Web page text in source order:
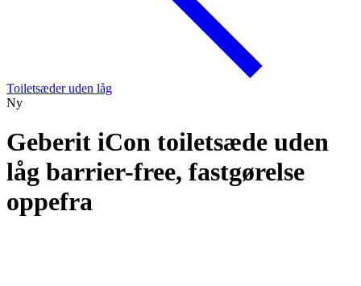
Toiletsæder uden låg
Ny
Geberit iCon toiletsæde uden
låg barrier-free, fastgørelse
oppefra